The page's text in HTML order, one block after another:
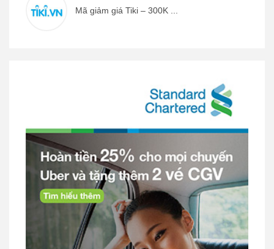
Mã giảm giá Tiki – 300K ...